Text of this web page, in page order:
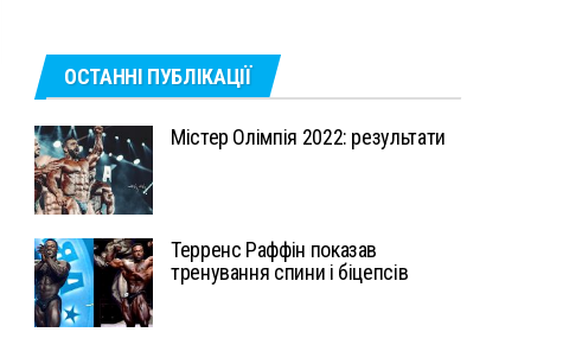
ОСТАННІ ПУБЛІКАЦІЇ
Містер Олімпія 2022: результати
Терренс Раффін показав
тренування спини і біцепсів